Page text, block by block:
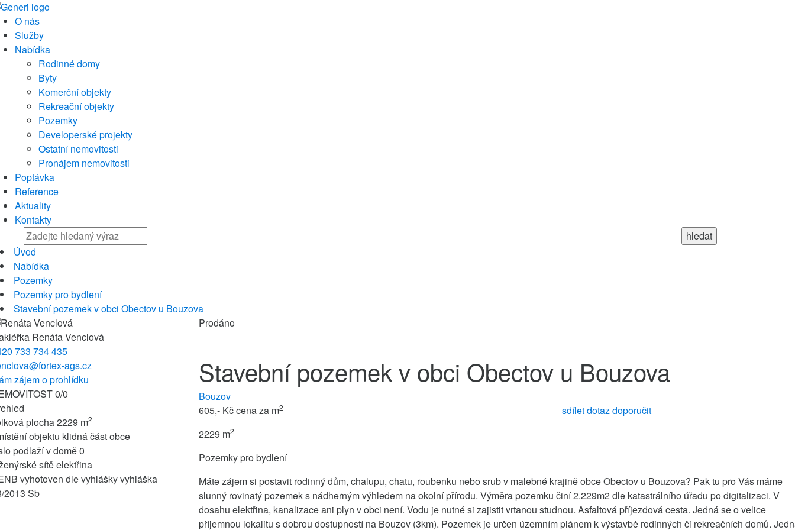
O nás
Služby
Nabídka
Rodinné domy
Byty
Komerční objekty
Rekreační objekty
Pozemky
Developerské projekty
Ostatní nemovitosti
Pronájem nemovitosti
Poptávka
Reference
Aktuality
Kontakty
Úvod
Nabídka
Pozemky
Pozemky pro bydlení
Stavební pozemek v obci Obectov u Bouzova
Renáta Venclová
733 734 435
ags.cz
zájem o prohlídku
0/0
plocha2229 m2
objektu klidná část obce
podlaží v domě0
sítěelektřina
vyhotoven dle vyhláškyvyhláška
2013 Sb
Prodáno
Stavební pozemek v obci Obectov u Bouzova
Bouzov
605,- Kčcena za m2
2229 m2
Pozemky pro bydlení
sdíletdotazdoporučit
Máte zájem si postavit rodinný dům, chalupu, chatu, roubenku nebo srub v malebné krajině obce Obectov u Bouzova? Pak tu pro Vás máme
slunný rovinatý pozemek s nádherným výhledem na okolní přírodu. Výměra pozemku činí 2.229m2 dle katastrálního úřadu po digitalizaci. V
dosahu elektřina, kanalizace ani plyn v obci není. Vodu je nutné si zajistit vrtanou studnou. Asfaltová příjezdová cesta. Jedná se o velice
příjemnou lokalitu s dobrou dostupností na Bouzov (3km). Pozemek je určen územním plánem k výstavbě rodinných či rekreačních domů.